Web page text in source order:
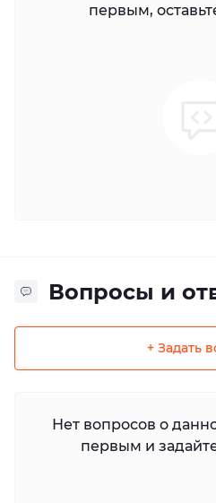
первым,
Вопросы и
+ Задать
Нет вопросов о
первым и